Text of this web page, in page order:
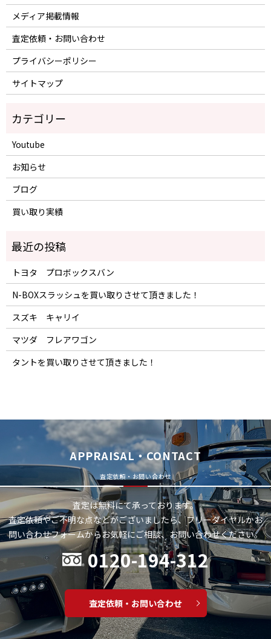
メディア掲載情報
査定依頼・お問い合わせ
プライバシーポリシー
サイトマップ
Youtube
お知らせ
ブログ
買い取り実績
トヨタ プロボックスバン
N-BOXスラッシュを買い取りさせて頂きました！
スズキ キャリイ
マツダ フレアワゴン
タントを買い取りさせて頂きました！
APPRAISAL・CONTACT
査定依頼・お問い合わせ
査定は無料にて承っております。
査定依頼やご不明な点などがございましたら、フリーダイヤルかお
問い合わせフォームからお気軽にご相談、お問い合わせください。
0120-194-312
査定依頼・お問い合わせ